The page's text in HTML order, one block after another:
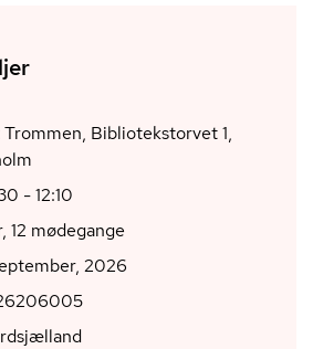
Bibliotekstorvet 1,
- 12:10
12 mødegange
2026